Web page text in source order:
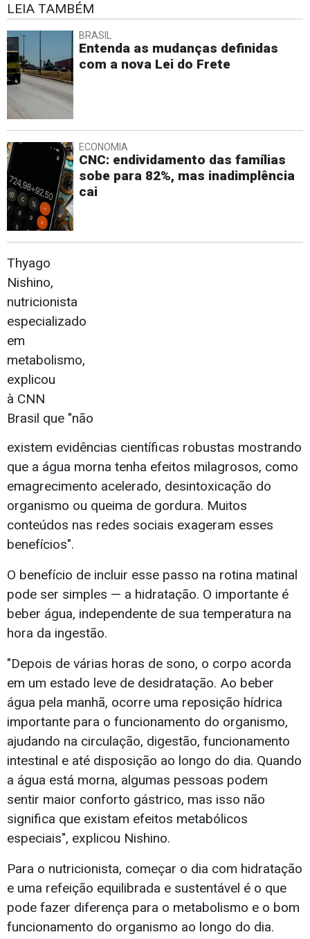
LEIA TAMBÉM
BRASIL
Entenda as mudanças definidas
com a nova Lei do Frete
ECONOMIA
CNC: endividamento das famílias
sobe para 82%, mas inadimplência
cai
Thyago
Nishino,
nutricionista
especializado
em
metabolismo,
explicou
à CNN
Brasil que "não
existem evidências científicas robustas mostrando
que a água morna tenha efeitos milagrosos, como
emagrecimento acelerado, desintoxicação do
organismo ou queima de gordura. Muitos
conteúdos nas redes sociais exageram esses
benefícios".
O benefício de incluir esse passo na rotina matinal
pode ser simples — a hidratação. O importante é
beber água, independente de sua temperatura na
hora da ingestão.
"Depois de várias horas de sono, o corpo acorda
em um estado leve de desidratação. Ao beber
água pela manhã, ocorre uma reposição hídrica
importante para o funcionamento do organismo,
ajudando na circulação, digestão, funcionamento
intestinal e até disposição ao longo do dia. Quando
a água está morna, algumas pessoas podem
sentir maior conforto gástrico, mas isso não
significa que existam efeitos metabólicos
especiais", explicou Nishino.
Para o nutricionista, começar o dia com hidratação
e uma refeição equilibrada e sustentável é o que
pode fazer diferença para o metabolismo e o bom
funcionamento do organismo ao longo do dia.